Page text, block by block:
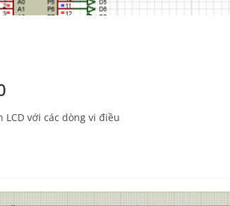
với các dòng vi điều